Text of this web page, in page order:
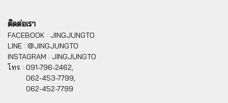
ติดต่อเรา
FACEBOOK : JINGJUNGTO
LINE : @JINGJUNGTO
INSTAGRAM : JINGJUNGTO
โทร : 091-796-2462,
062-453-7799,
062-452-7799